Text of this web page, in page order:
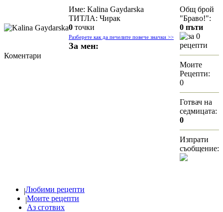
Име: Kalina Gaydarska
ТИТЛА: Чирак
0 точки
Разберете как да печелите повече значки >>
За мен:
Коментари
Общ брой
"Браво!":
0 пъти
за 0
рецепти
Моите
Рецепти:
0
Готвач на
седмицата:
0
Изпрати
съобщение:
Любими рецепти
|
Моите рецепти
|
Аз сготвих